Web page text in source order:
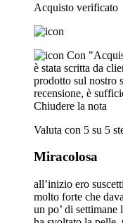
Acquisto verificato
Con
è stata scritta da
prodotto sul nostro
recensione, è
Chiudere la nota
Valuta con 5 su 5
Miracolosa
all’inizio ero
molto forte che
un po’ di settimane